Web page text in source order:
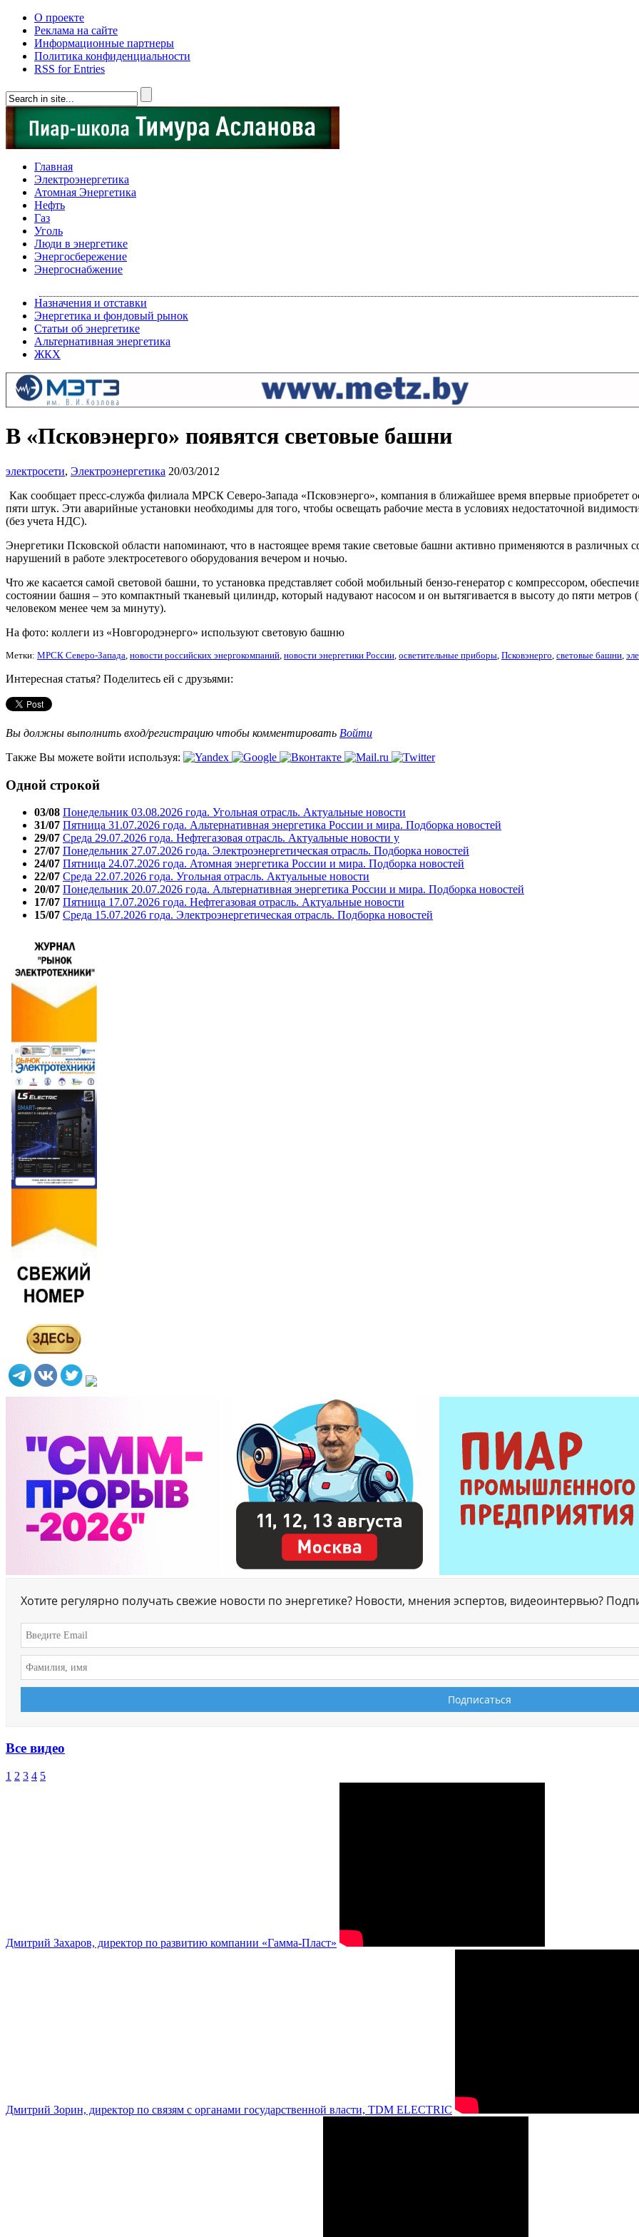
О проекте
Реклама на сайте
Информационные партнеры
Политика конфиденциальности
RSS for Entries
Главная
Электроэнергетика
Атомная Энергетика
Нефть
Газ
Уголь
Люди в энергетике
Энергосбережение
Энергоснабжение
Назначения и отставки
Энергетика и фондовый рынок
Статьи об энергетике
Альтернативная энергетика
ЖКХ
В «Псковэнерго» появятся световые башни
электросети, Электроэнергетика 20/03/2012
Как сообщает пресс-служба филиала МРСК Северо-Запада «Псковэнерго», компания в ближайшее время впервые приобретет
пяти штук. Эти аварийные установки необходимы для того, чтобы освещать рабочие места в условиях недостаточной
(без учета НДС).
Энергетики Псковской области напоминают, что в настоящее время такие световые башни активно применяются в различных
нарушений в работе электросетевого оборудования вечером и ночью.
Что же касается самой световой башни, то установка представляет собой мобильный бензо-генератор с компрессором,
состоянии башня – это компактный тканевый цилиндр, который надувают насосом и он вытягивается в высоту до пяти метров
человеком менее чем за минуту).
На фото: коллеги из «Новгородэнерго» используют световую башню
Метки: МРСК Северо-Запада, новости российских энергокомпаний, новости энергетики России, осветительные приборы, Псковэнерго, световые башни,
Интересная статья? Поделитесь ей с друзьями:
Вы должны выполнить вход/регистрацию чтобы комментировать Войти
Также Вы можете войти используя:
Одной строкой
03/08 Понедельник 03.08.2026 года. Угольная отрасль. Актуальные новости
31/07 Пятница 31.07.2026 года. Альтернативная энергетика России и мира. Подборка новостей
29/07 Среда 29.07.2026 года. Нефтегазовая отрасль. Актуальные новости у
27/07 Понедельник 27.07.2026 года. Электроэнергетическая отрасль. Подборка новостей
24/07 Пятница 24.07.2026 года. Атомная энергетика России и мира. Подборка новостей
22/07 Среда 22.07.2026 года. Угольная отрасль. Актуальные новости
20/07 Понедельник 20.07.2026 года. Альтернативная энергетика России и мира. Подборка новостей
17/07 Пятница 17.07.2026 года. Нефтегазовая отрасль. Актуальные новости
15/07 Среда 15.07.2026 года. Электроэнергетическая отрасль. Подборка новостей
Хотите регулярно получать свежие новости по энергетике? Новости, мнения эспертов, видеоинтервью?
Все видео
1 2 3 4 5
Дмитрий Захаров, директор по развитию компании «Гамма-Пласт»
Дмитрий Зорин, директор по связям с органами государственной власти, TDM ELECTRIC